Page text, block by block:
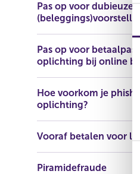
Pas op voor dubieuze
(beleggings)voorstellen
Pas op voor
oplichting bij online
Hoe voorkom je
oplichting?
Vooraf betalen voor
Piramidefraude